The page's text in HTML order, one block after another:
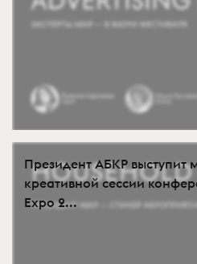
Президент АБКР выступит
креативной сессии
Expo 2...